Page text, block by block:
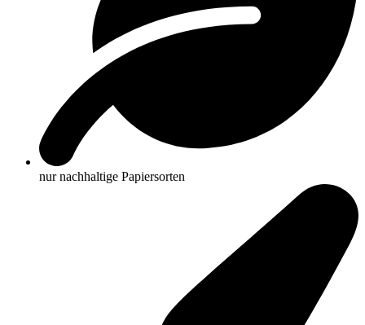
nur nachhaltige Papiersorten